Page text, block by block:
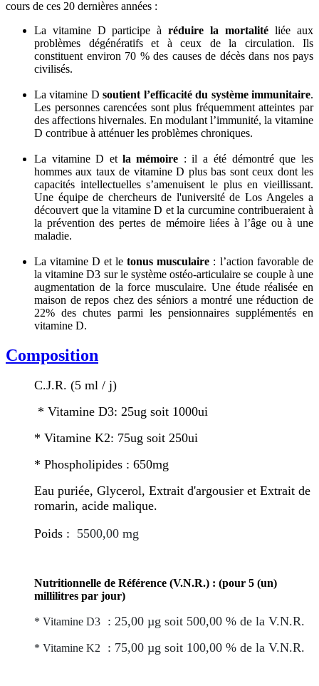
cours de ces 20 dernières années :
La vitamine D participe à réduire la mortalité liée aux
problèmes dégénératifs et à ceux de la circulation. Ils
constituent environ 70 % des causes de décès dans nos pays
civilisés.
La vitamine D soutient l’efficacité du système immunitaire.
Les personnes carencées sont plus fréquemment atteintes par
des affections hivernales. En modulant l’immunité, la vitamine
D contribue à atténuer les problèmes chroniques.
La vitamine D et la mémoire : il a été démontré que les
hommes aux taux de vitamine D plus bas sont ceux dont les
capacités intellectuelles s’amenuisent le plus en vieillissant.
Une équipe de chercheurs de l'université de Los Angeles a
découvert que la vitamine D et la curcumine contribueraient à
la prévention des pertes de mémoire liées à l’âge ou à une
maladie.
La vitamine D et le tonus musculaire : l’action favorable de
la vitamine D3 sur le système ostéo-articulaire se couple à une
augmentation de la force musculaire. Une étude réalisée en
maison de repos chez des séniors a montré une réduction de
22% des chutes parmi les pensionnaires supplémentés en
vitamine D.
Composition
C.J.R. (5 ml / j)
* Vitamine D3: 25ug soit 1000ui
* Vitamine K2: 75ug soit 250ui
* Phospholipides : 650mg
Eau puriée, Glycerol, Extrait d'argousier et Extrait de
romarin, acide malique.
Poids : 5500,00 mg
Nutritionnelle de Référence (V.N.R.) : (pour 5 (un)
millilitres par jour)
* Vitamine D3 : 25,00 µg soit 500,00 % de la V.N.R.
* Vitamine K2 : 75,00 µg soit 100,00 % de la V.N.R.